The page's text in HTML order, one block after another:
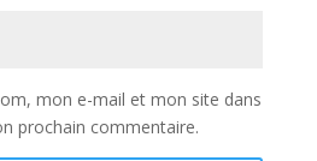
mon e-mail et mon site dans
prochain commentaire.